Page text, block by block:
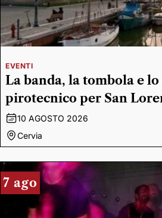
EVENTI
La banda, la tombola e
pirotecnico per San
10 AGOSTO 2026
Cervia
7 ago